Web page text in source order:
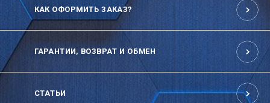
КАК ОФОРМИТЬ ЗАКАЗ?
ГАРАНТИИ, ВОЗВРАТ И ОБМЕН
СТАТЬИ